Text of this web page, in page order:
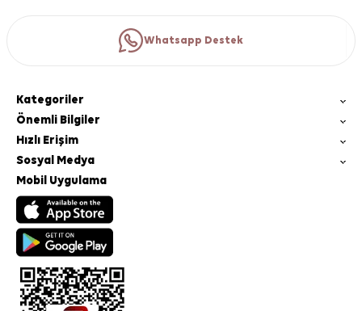
Whatsapp Destek
Kategoriler
Önemli Bilgiler
Hızlı Erişim
Sosyal Medya
Mobil Uygulama